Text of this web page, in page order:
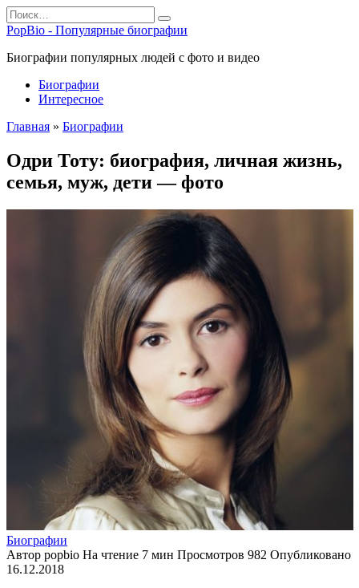
Перейти
к
содержанию
Search
for:
PopBio - Популярные биографии
Биографии популярных людей с фото и видео
Биографии
Интересное
Главная » Биографии
Одри Тоту: биография, личная жизнь,
семья, муж, дети — фото
Биографии
Автор popbio На чтение 7 мин Просмотров 982 Опубликовано
16.12.2018